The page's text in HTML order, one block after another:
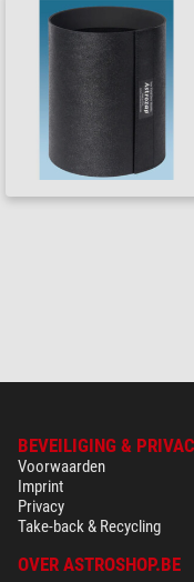
BEVEILIGING &
Voorwaarden
Imprint
Privacy
Take-back & Recycling
OVER ASTROSHOP.BE